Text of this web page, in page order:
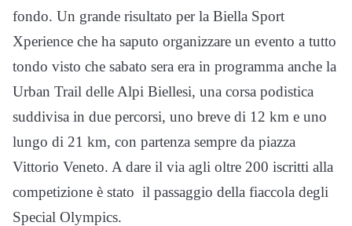
fondo. Un grande risultato per la Biella Sport
Xperience che ha saputo organizzare un evento a tutto
tondo visto che sabato sera era in programma anche la
Urban Trail delle Alpi Biellesi, una corsa podistica
suddivisa in due percorsi, uno breve di 12 km e uno
lungo di 21 km, con partenza sempre da piazza
Vittorio Veneto. A dare il via agli oltre 200 iscritti alla
competizione è stato il passaggio della fiaccola degli
Special Olympics.